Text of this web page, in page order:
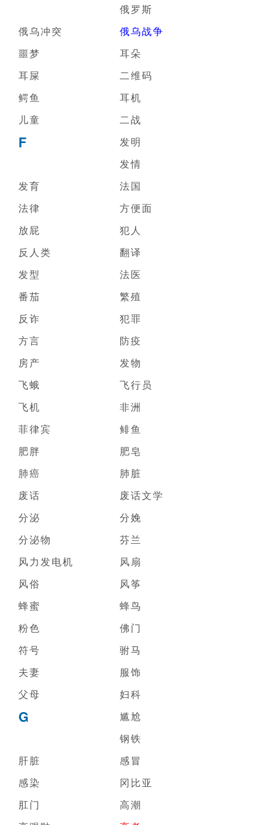
俄罗斯
俄乌冲突
俄乌战争
噩梦
耳朵
耳屎
二维码
鳄鱼
耳机
儿童
二战
F
发明
发情
发育
法国
法律
方便面
放屁
犯人
反人类
翻译
发型
法医
番茄
繁殖
反诈
犯罪
方言
防疫
房产
发物
飞蛾
飞行员
飞机
非洲
菲律宾
鲱鱼
肥胖
肥皂
肺癌
肺脏
废话
废话文学
分泌
分娩
分泌物
芬兰
风力发电机
风扇
风俗
风筝
蜂蜜
蜂鸟
粉色
佛门
符号
驸马
夫妻
服饰
父母
妇科
G
尴尬
钢铁
肝脏
感冒
感染
冈比亚
肛门
高潮